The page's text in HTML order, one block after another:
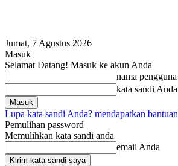
Jumat, 7 Agustus 2026
Masuk
Selamat Datang! Masuk ke akun Anda
nama pengguna
kata sandi Anda
Lupa kata sandi Anda? mendapatkan bantuan
Pemulihan password
Memulihkan kata sandi anda
email Anda